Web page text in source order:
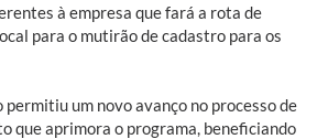
à empresa que fará a rota de
para o mutirão de cadastro para os
permitiu um novo avanço no processo de
que aprimora o programa, beneficiando